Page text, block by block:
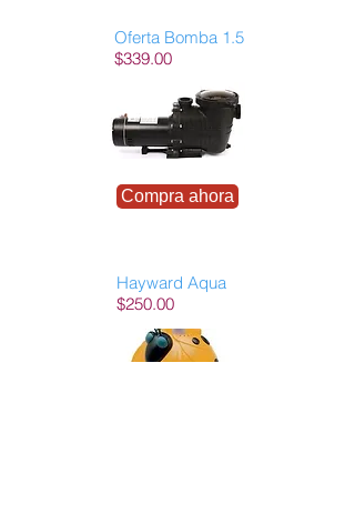
Oferta Bomba 1.5
$339.00
Compra ahora
Hayward Aqua
$250.00